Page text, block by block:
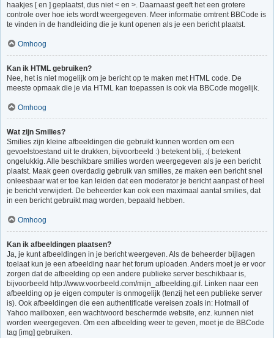
haakjes [ en ] geplaatst, dus niet < en >. Daarnaast geeft het een grotere
controle over hoe iets wordt weergegeven. Meer informatie omtrent BBCode is
te vinden in de handleiding die je kunt openen als je een bericht plaatst.
Omhoog
Kan ik HTML gebruiken?
Nee, het is niet mogelijk om je bericht op te maken met HTML code. De
meeste opmaak die je via HTML kan toepassen is ook via BBCode mogelijk.
Omhoog
Wat zijn Smilies?
Smilies zijn kleine afbeeldingen die gebruikt kunnen worden om een
gevoelstoestand uit te drukken, bijvoorbeeld :) betekent blij, :( betekent
ongelukkig. Alle beschikbare smilies worden weergegeven als je een bericht
plaatst. Maak geen overdadig gebruik van smilies, ze maken een bericht snel
onleesbaar wat er toe kan leiden dat een moderator je bericht aanpast of heel
je bericht verwijdert. De beheerder kan ook een maximaal aantal smilies, dat
in een bericht gebruikt mag worden, bepaald hebben.
Omhoog
Kan ik afbeeldingen plaatsen?
Ja, je kunt afbeeldingen in je bericht weergeven. Als de beheerder bijlagen
toelaat kun je een afbeelding naar het forum uploaden. Anders moet je er voor
zorgen dat de afbeelding op een andere publieke server beschikbaar is,
bijvoorbeeld http://www.voorbeeld.com/mijn_afbeelding.gif. Linken naar een
afbeelding op je eigen computer is onmogelijk (tenzij het een publieke server
is). Ook afbeeldingen die een authentificatie vereisen zoals in: Hotmail of
Yahoo mailboxen, een wachtwoord beschermde website, enz. kunnen niet
worden weergegeven. Om een afbeelding weer te geven, moet je de BBCode
tag [img] gebruiken.